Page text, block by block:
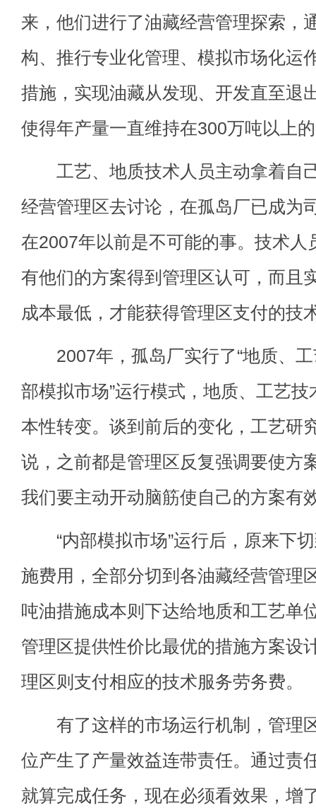
来，他们进行了油藏经营管理探索，
构、推行专业化管理、模拟市场化运
措施，实现油藏从发现、开发直至退
使得年产量一直维持在300万吨以上
工艺、地质技术人员主动拿着自
经营管理区去讨论，在孤岛厂已成为
在2007年以前是不可能的事。技术人
有他们的方案得到管理区认可，而且
成本最低，才能获得管理区支付的技
2007年，孤岛厂实行了“地质、工
部模拟市场”运行模式，地质、工艺
本性转变。谈到前后的变化，工艺研
说，之前都是管理区反复强调要使方
我们要主动开动脑筋使自己的方案有
“内部模拟市场”运行后，原来下切
施费用，全部分切到各油藏经营管理
吨油措施成本则下达给地质和工艺单
管理区提供性价比最优的措施方案设
理区则支付相应的技术服务劳务费。
有了这样的市场运行机制，管理
位产生了产量效益连带责任。通过责
就算完成任务，现在必须看效果，增